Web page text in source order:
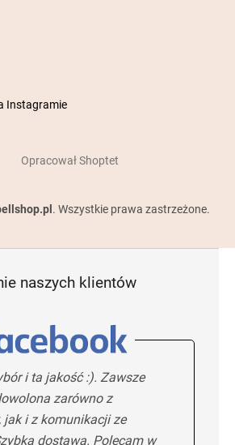
Instagramie
Opracował Shoptet
. Wszystkie prawa zastrzeżone.
naszych klientów
i ta jakość :). Zawsze
zarówno z
jak i z komunikacji ze
dostawa. Polecam w